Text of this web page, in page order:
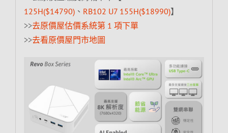
125H($14790)、 RB102 U7 155H($18990)】
>>去原價屋估價系統第 1 項下單
>>去看原價屋門市地圖